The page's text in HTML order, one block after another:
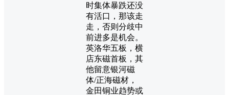
时集体暴跌还没
有活口，那该走
走，否则分歧中
前进多是机会。
英洛华五板，横
店东磁首板，其
他留意银河磁
体/正海磁材，
金田铜业趋势或